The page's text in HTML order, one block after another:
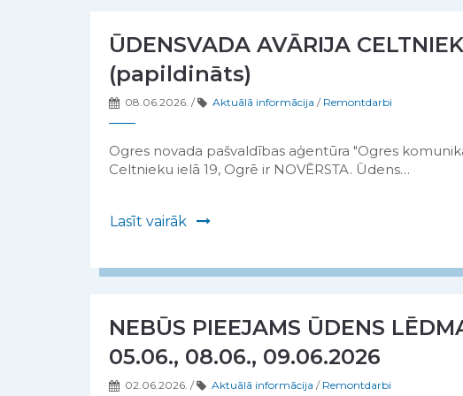
ŪDENSVADA AVĀRIJA
(papildināts)
08.06.2026. / Aktuālā informācija / Remontdarbi
Ogres novada pašvaldības aģentūra "Ogres
Celtnieku ielā 19, Ogrē ir NOVĒRSTA. Ūdens…
Lasīt vairāk
NEBŪS PIEEJAMS ŪDENS
05.06., 08.06., 09.06.2026
02.06.2026. / Aktuālā informācija / Remontdarbi